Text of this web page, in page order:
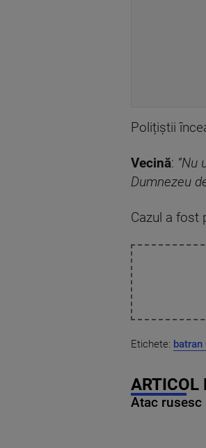
Polițiștii
Vecină: ”Nu
Dumnezeu
Cazul a fost
Etichete: batran
ARTICOL
Atac rusesc